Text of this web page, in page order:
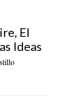
El
Ideas